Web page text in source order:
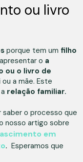
ou livro
porque tem um filho
o a
ou o livro de
a mãe. Este
relação familiar.
saber o processo que
nosso artigo sobre
em
. Esperamos que